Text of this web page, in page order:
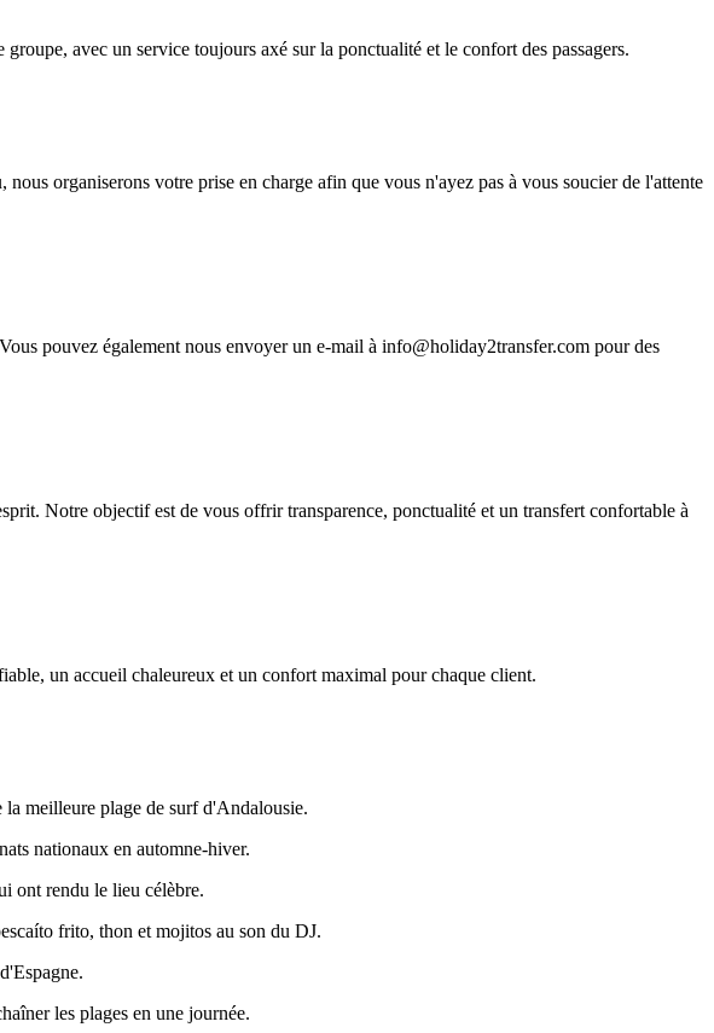
avec un service toujours axé sur la ponctualité et le confort des passagers.
organiserons votre prise en charge afin que vous n'ayez pas à vous soucier de l'attente
pouvez également nous envoyer un e-mail à info@holiday2transfer.com pour des
Notre objectif est de vous offrir transparence, ponctualité et un transfert confortable à
un accueil chaleureux et un confort maximal pour chaque client.
la meilleure plage de surf d'Andalousie.
nationaux en automne-hiver.
ont rendu le lieu célèbre.
frito, thon et mojitos au son du DJ.
les plages en une journée.